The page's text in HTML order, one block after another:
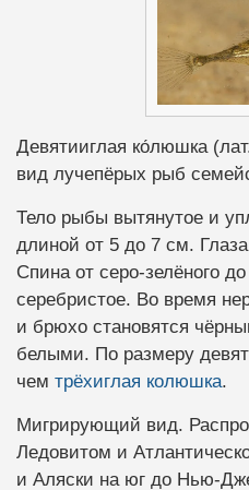
Девятииглая ко́люшка
вид лучепёрых рыб
Тело рыбы вытянутое и
длиной от 5 до 7 см.
Спина от серо-зелёного
серебристое. Во время
и брюхо становятся
белыми. По размеру
чем трёхиглая колюшка.
Мигрирующий вид.
Ледовитом и
и Аляски на юг до Нью-